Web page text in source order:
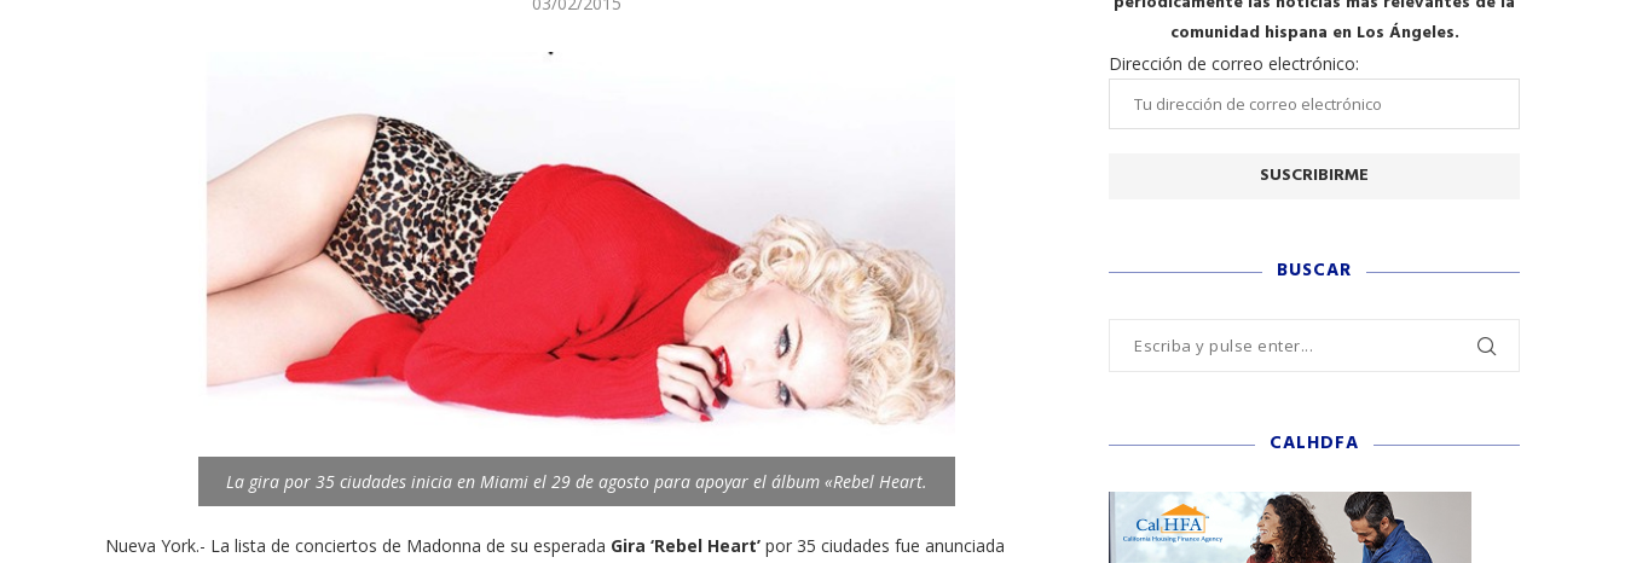
La gira por 35 ciudades inicia en Miami el 29 de agosto para apoyar el álbum «Rebel Heart.
Nueva York.- La lista de conciertos de Madonna de su esperada Gira ‘Rebel Heart’ por 35 ciudades fue anunciada
comunidad hispana en Los Ángeles.
Dirección de correo electrónico:
BUSCAR
CALHDFA